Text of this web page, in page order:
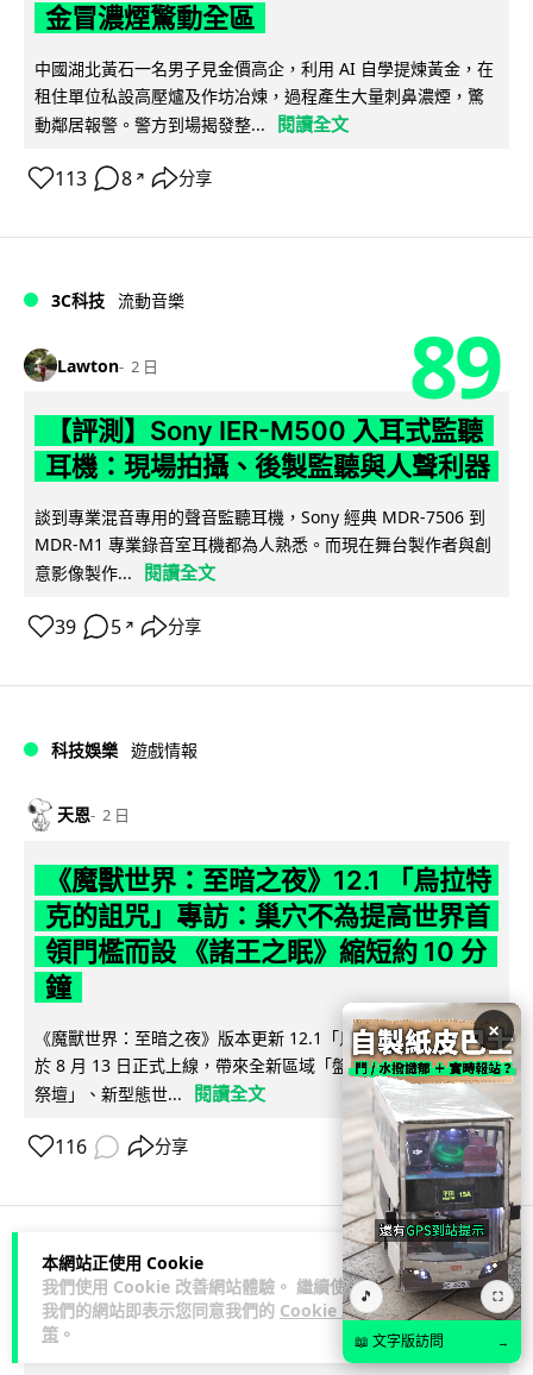
本網站正使用 Cookie
我們使用 Cookie 改善網站體驗。 繼續使用
我們的網站即表示您同意我們的 Cookie 政
策 。
金冒濃煙驚動全區
中國湖北黃石一名男子見金價高企，利用 AI 自學提煉黃金，在
租住單位私設高壓爐及作坊冶煉，過程產生大量刺鼻濃煙，驚
動鄰居報警。警方到場揭發整...
閱讀全文
113 8 ↗ 分享
3C科技 流動音樂
Lawton 2 日 89
【評測】Sony IER-M500 入耳式監聽
耳機：現場拍攝、後製監聽與人聲利器
談到專業混音專用的聲音監聽耳機，Sony 經典 MDR-7506 到
MDR-M1 專業錄音室耳機都為人熟悉。而現在舞台製作者與創
意影像製作...
閱讀全文
39 5 ↗ 分享
科技娛樂 遊戲情報
天恩 2 日
《魔獸世界：至暗之夜》12.1 「烏拉特
克的詛咒」專訪：巢穴不為提高世界首
領門檻而設 《諸王之眠》縮短約 10 分
鐘
《魔獸世界：至暗之夜》版本更新 12.1「烏拉特克的詛咒」將
於 8 月 13 日正式上線，帶來全新區域「盤蛇島」、地城「毒牙
祭壇」、新型態世...
閱讀全文
116 分享
科技娛樂 遊戲情報
Lawton
×
🎵 ⛶
📖 文字版訪問 →